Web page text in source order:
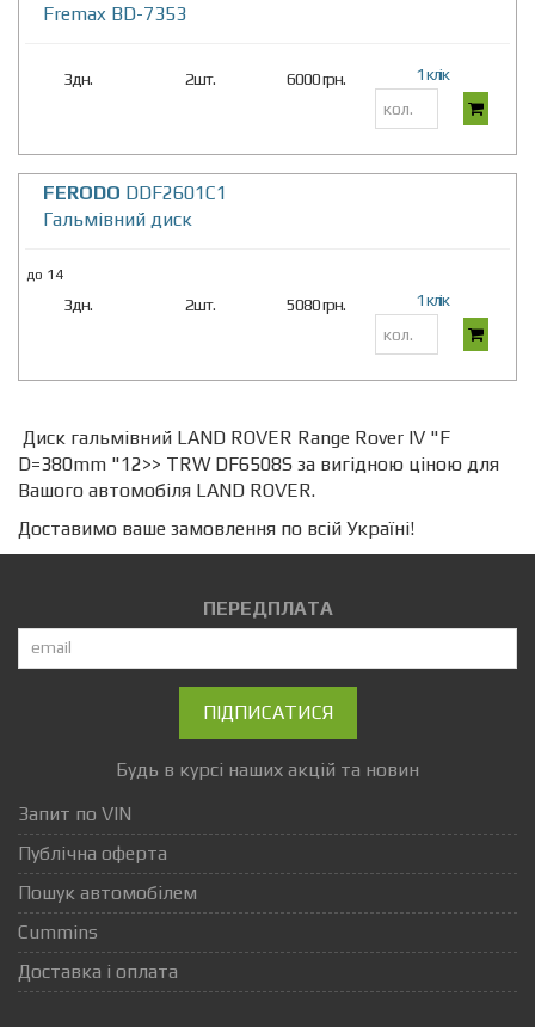
Fremax BD-7353
3дн. 2шт. 6000 грн. 1 клік
FERODO DDF2601C1
Гальмівний диск
до 14
3дн. 2шт. 5080 грн. 1 клік
Диск гальмівний LAND ROVER Range Rover IV "F
D=380mm "12>> TRW DF6508S за вигідною ціною для
Вашого автомобіля LAND ROVER.
Доставимо ваше замовлення по всій Україні!
ПЕРЕДПЛАТА
ПІДПИСАТИСЯ
Будь в курсі наших акцій та новин
Запит по VIN
Публічна оферта
Пошук автомобілем
Cummins
Доставка і оплата